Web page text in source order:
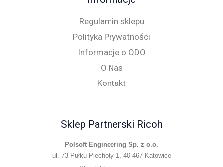
Regulamin sklepu
Polityka Prywatności
Informacje o ODO
O Nas
Kontakt
Sklep Partnerski Ricoh
Polsoft Engineering Sp. z o.o.
ul. 73 Pułku Piechoty 1, 40-467 Katowice